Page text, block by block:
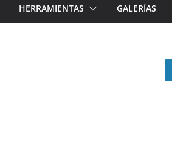
HERRAMIENTAS GALERÍAS